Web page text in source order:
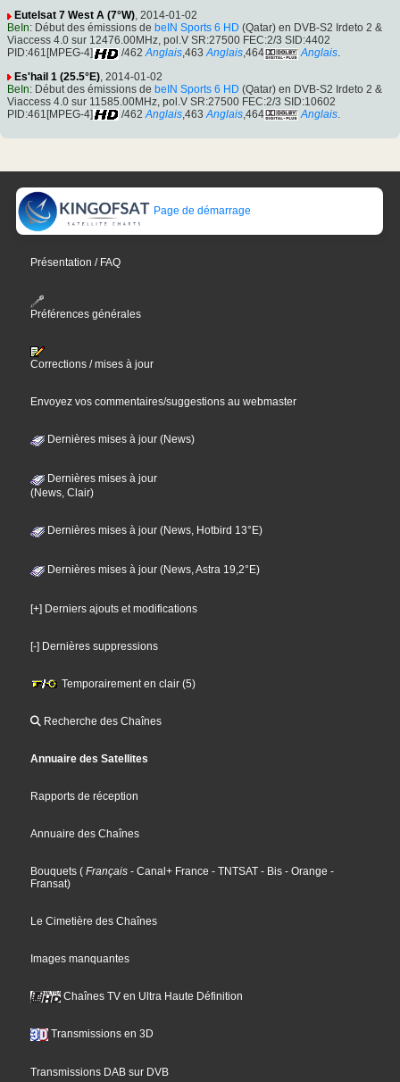
Eutelsat 7 West A (7°W), 2014-01-02
BeIn: Début des émissions de beIN Sports 6 HD (Qatar) en DVB-S2 Irdeto 2 &
Viaccess 4.0 sur 12476.00MHz, pol.V SR:27500 FEC:2/3 SID:4402
PID:461[MPEG-4]
/462 Anglais,463 Anglais,464 Anglais.
Es'hail 1 (25.5°E) , 2014-01-02
BeIn: Début des émissions de beIN Sports 6 HD (Qatar) en DVB-S2 Irdeto 2 &
Viaccess 4.0 sur 11585.00MHz, pol.V SR:27500 FEC:2/3 SID:10602
PID:461[MPEG-4]
/462 Anglais ,463 Anglais ,464 Anglais
Page de démarrage
Présentation / FAQ
Préférences générales
Corrections / mises à jour
Envoyez vos commentaires/suggestions au webmaster
Dernières mises à jour (News)
Dernières mises à jour
(News, Clair)
Dernières mises à jour (News, Hotbird 13°E)
Dernières mises à jour (News, Astra 19,2°E)
[+] Derniers ajouts et modifications
[-] Dernières suppressions
Temporairement en clair (5)
Recherche des Chaînes
Annuaire des Satellites
Rapports de réception
Annuaire des Chaînes
Bouquets ( Français - Canal+ France - TNTSAT - Bis - Orange -
Fransat)
Le Cimetière des Chaînes
Images manquantes
Chaînes TV en Ultra Haute Définition
Transmissions en 3D
Transmissions DAB sur DVB